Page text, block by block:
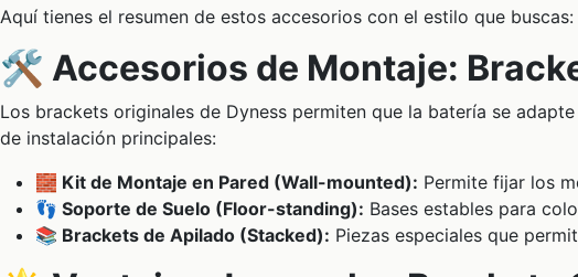
Aquí tienes el resumen de estos accesorios con el estilo que buscas:
🛠️ Accesorios de Montaje:
Los brackets originales de Dyness permiten que la batería se
de instalación principales:
🧱 Kit de Montaje en Pared (Wall-mounted): Permite fijar los
👣 Soporte de Suelo (Floor-standing): Bases estables para
📚 Brackets de Apilado (Stacked): Piezas especiales que